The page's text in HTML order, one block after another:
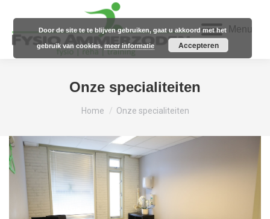
Menu
Onze specialiteiten
Je bent hier:
Home Onze specialiteiten
Door de site te te blijven gebruiken, gaat u akkoord met het
gebruik van cookies.meer informatie Accepteren